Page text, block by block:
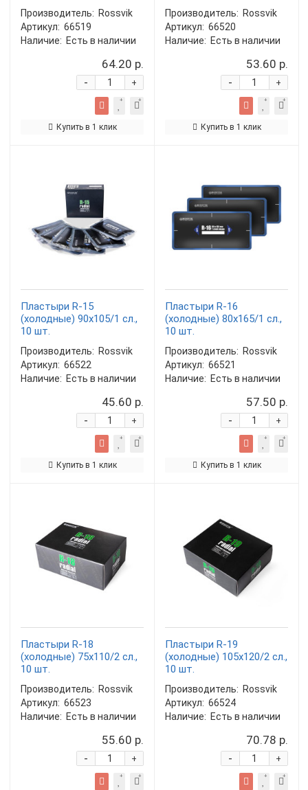
Производитель: Rossvik
Артикул: 66519
Наличие: Есть в наличии
64.20 р.
+
-
Купить в 1 клик
Производитель: Rossvik
Артикул: 66520
Наличие: Есть в наличии
53.60 р.
+
-
Купить в 1 клик
Пластыри R-15
(холодные) 90х105/1 сл.,
10 шт.
Производитель: Rossvik
Артикул: 66522
Наличие: Есть в наличии
45.60 р.
+
-
Купить в 1 клик
Пластыри R-16
(холодные) 80х165/1 сл.,
10 шт.
Производитель: Rossvik
Артикул: 66521
Наличие: Есть в наличии
57.50 р.
+
-
Купить в 1 клик
Пластыри R-18
(холодные) 75х110/2 сл.,
10 шт.
Производитель: Rossvik
Артикул: 66523
Наличие: Есть в наличии
55.60 р.
+
-
Пластыри R-19
(холодные) 105х120/2 сл.,
10 шт.
Производитель: Rossvik
Артикул: 66524
Наличие: Есть в наличии
70.78 р.
+
-